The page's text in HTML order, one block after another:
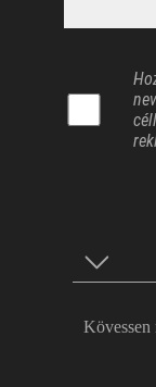
Kövessen